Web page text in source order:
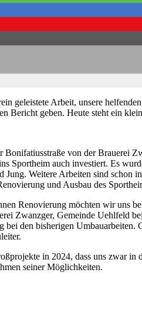
geleistete Arbeit, unsere
Bericht geben. Heute steht ein
Bonifatiusstraße von der Brauerei
Sportheim auch investiert. Es
Jung. Weitere Arbeiten sind
und Ausbau des
Renovierung möchten wir uns
Zwanzger, Gemeinde Uehlfeld
den bisherigen
in 2024, dass uns zwar
seiner Möglichkeiten.